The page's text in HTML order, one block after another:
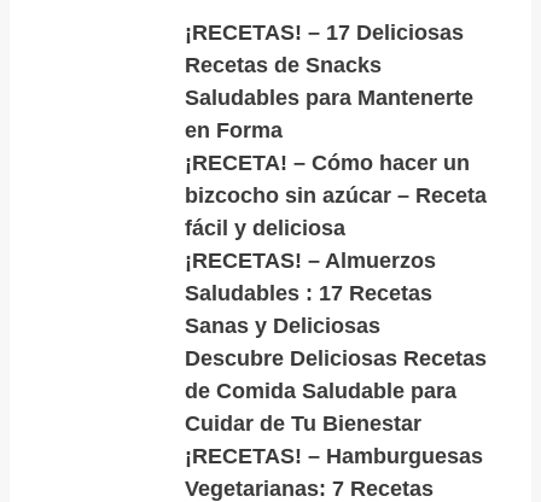
¡RECETAS! – 17 Deliciosas
Recetas de Snacks
Saludables para Mantenerte
en Forma
¡RECETA! – Cómo hacer un
bizcocho sin azúcar – Receta
fácil y deliciosa
¡RECETAS! – Almuerzos
Saludables : 17 Recetas
Sanas y Deliciosas
Descubre Deliciosas Recetas
de Comida Saludable para
Cuidar de Tu Bienestar
¡RECETAS! – Hamburguesas
Vegetarianas: 7 Recetas